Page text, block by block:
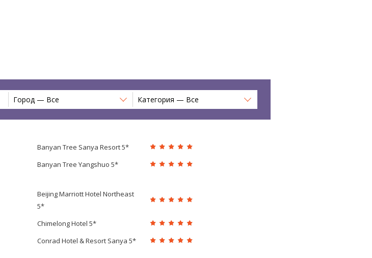
Город — Все Категория — Все
Banyan Tree Sanya Resort 5*
Banyan Tree Yangshuo 5*
Beijing Marriott Hotel Northeast
5*
Chimelong Hotel 5*
Conrad Hotel & Resort Sanya 5*